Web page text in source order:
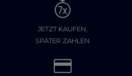
JETZT KAUFEN,
SPÄTER ZAHLEN